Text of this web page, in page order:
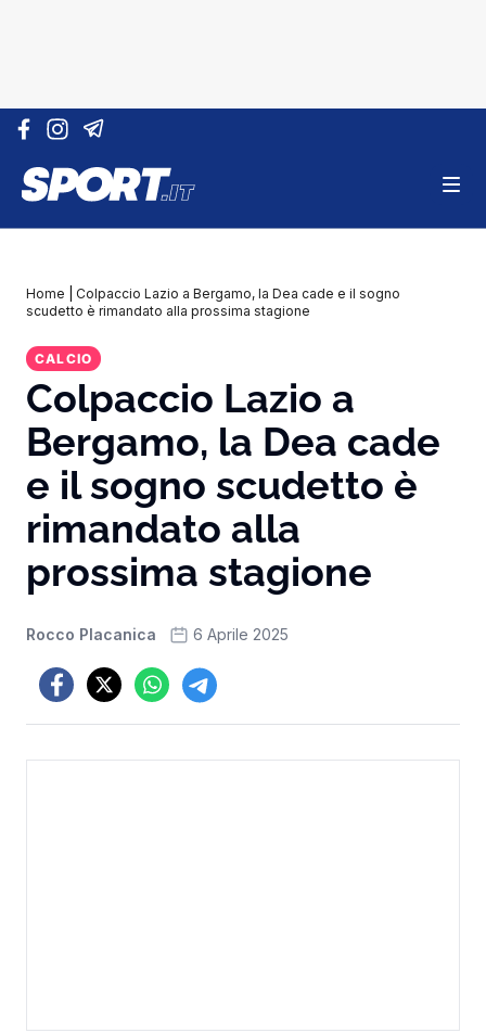
Vai al contenuto
Home
Colpaccio Lazio a Bergamo, la Dea cade e il sogno
scudetto è rimandato alla prossima stagione
CALCIO
Colpaccio Lazio a
Bergamo, la Dea cade
e il sogno scudetto è
rimandato alla
prossima stagione
Rocco Placanica 6 Aprile 2025